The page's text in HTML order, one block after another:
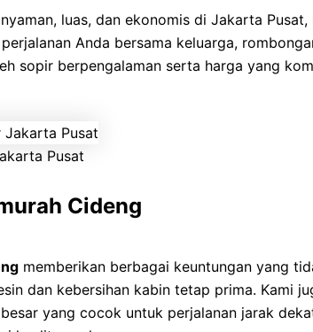
luas, dan ekonomis di Jakarta Pusat,
Anda bersama keluarga,
sopir berpengalaman serta harga yang
Pusat
Cideng
memberikan berbagai keuntungan yang
dan kebersihan kabin tetap prima. Kami
yang cocok untuk perjalanan jarak